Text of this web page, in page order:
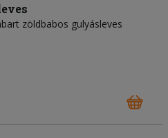
zöldbabos gulyásleves